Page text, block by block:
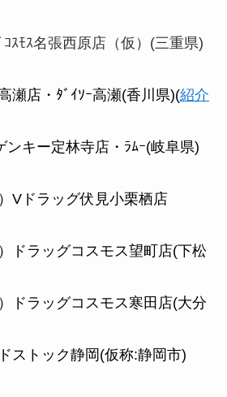
ｺｽﾓｽ名張西原店（仮）(三重県)
瀬店・ﾀﾞｲｿｰ高瀬(香川県)(紹介
ンキー定林寺店・ﾗﾑｰ(岐阜県)
Vドラッグ伏見小栗栖店
ドラッグコスモス望町店(下松
ドラッグコスモス寒田店(大分
ストック静岡(仮称:静岡市)